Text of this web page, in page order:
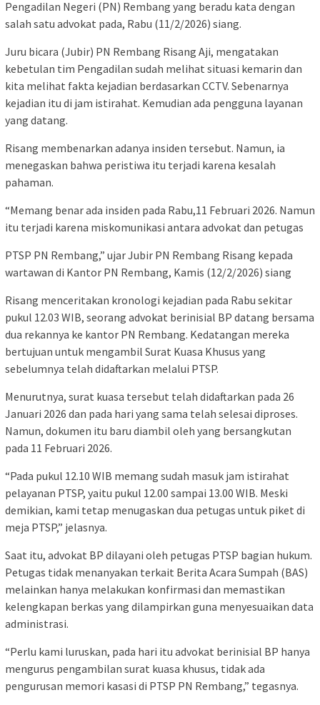
Pengadilan Negeri (PN) Rembang yang beradu kata dengan
salah satu advokat pada, Rabu (11/2/2026) siang.
Juru bicara (Jubir) PN Rembang Risang Aji, mengatakan
kebetulan tim Pengadilan sudah melihat situasi kemarin dan
kita melihat fakta kejadian berdasarkan CCTV. Sebenarnya
kejadian itu di jam istirahat. Kemudian ada pengguna layanan
yang datang.
Risang membenarkan adanya insiden tersebut. Namun, ia
menegaskan bahwa peristiwa itu terjadi karena kesalah
pahaman.
“Memang benar ada insiden pada Rabu,11 Februari 2026. Namun
itu terjadi karena miskomunikasi antara advokat dan petugas
PTSP PN Rembang,” ujar Jubir PN Rembang Risang kepada
wartawan di Kantor PN Rembang, Kamis (12/2/2026) siang
Risang menceritakan kronologi kejadian pada Rabu sekitar
pukul 12.03 WIB, seorang advokat berinisial BP datang bersama
dua rekannya ke kantor PN Rembang. Kedatangan mereka
bertujuan untuk mengambil Surat Kuasa Khusus yang
sebelumnya telah didaftarkan melalui PTSP.
Menurutnya, surat kuasa tersebut telah didaftarkan pada 26
Januari 2026 dan pada hari yang sama telah selesai diproses.
Namun, dokumen itu baru diambil oleh yang bersangkutan
pada 11 Februari 2026.
“Pada pukul 12.10 WIB memang sudah masuk jam istirahat
pelayanan PTSP, yaitu pukul 12.00 sampai 13.00 WIB. Meski
demikian, kami tetap menugaskan dua petugas untuk piket di
meja PTSP,” jelasnya.
Saat itu, advokat BP dilayani oleh petugas PTSP bagian hukum.
Petugas tidak menanyakan terkait Berita Acara Sumpah (BAS)
melainkan hanya melakukan konfirmasi dan memastikan
kelengkapan berkas yang dilampirkan guna menyesuaikan data
administrasi.
“Perlu kami luruskan, pada hari itu advokat berinisial BP hanya
mengurus pengambilan surat kuasa khusus, tidak ada
pengurusan memori kasasi di PTSP PN Rembang,” tegasnya.